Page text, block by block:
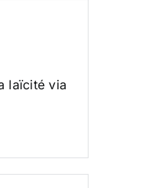
laïcité via